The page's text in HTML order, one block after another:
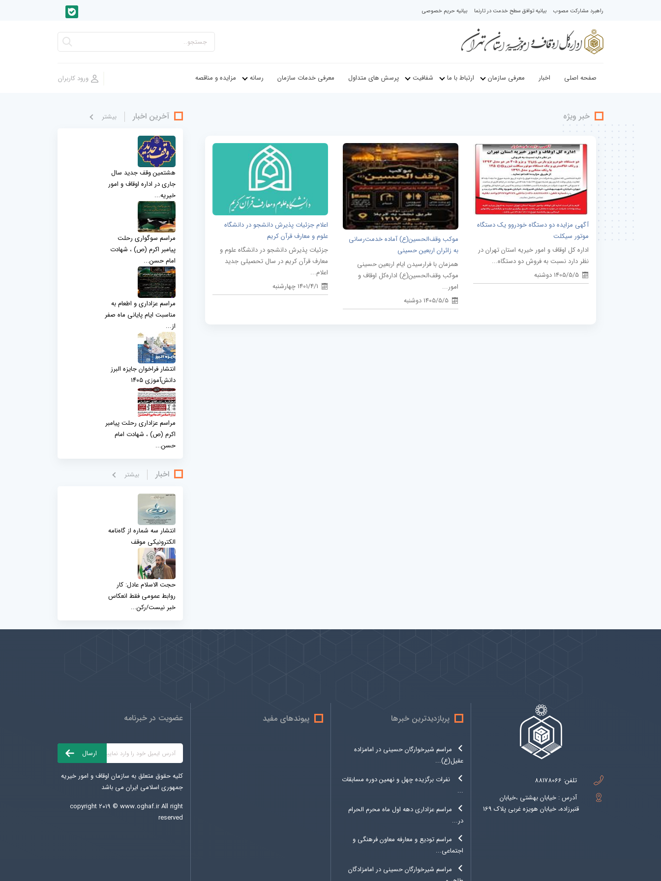
راهبرد مشارکت مصوب بیانیه توافق سطح خدمت در تارنما بیانیه حریم خصوصی
صفحه اصلی اخبار معرفی سازمان ارتباط با ما شفافیت پرسش های متداول معرفی خدمات سازمان رسانه مزایده و مناقصه
خبر ویژه
آگهی مزایده دو دستگاه خودروو یک دستگاه
موتور سیکلت
اداره کل اوقاف و امور خیریه استان تهران در
نظر دارد نسبت به فروش دو دستگاه...
1405/5/5 دوشنبه
موکب وقف‌الحسین(ع) آماده خدمت‌رسانی
به زائران اربعین حسینی
همزمان با فرارسیدن ایام اربعین حسینی
موکب وقف‌الحسین(ع) اداره‌کل اوقاف و
امور...
1405/5/5 دوشنبه
اعلام جزئیات پذیرش دانشجو در دانشگاه
علوم و معارف قرآن کریم
جزئیات پذیرش دانشجو در دانشگاه علوم و
معارف قرآن کریم در سال تحصیلی جدید
اعلام...
1401/4/1 چهارشنبه
آخرین اخبار بيشتر
هشتمین وقف جدید سال
جاری در اداره اوقاف و امور
خیریه...
مراسم سوگواری رحلت
پیامبر اکرم (ص) ، شهادت
امام حسن...
مراسم عزاداری و اطعام به
مناسبت ایام پایانی ماه صفر
از...
انتشار فراخوان جایزه البرز
دانش‌آموزی ۱۴۰۵
مراسم عزاداری رحلت پیامبر
اکرم (ص) ، شهادت امام
حسن...
اخبار بيشتر
انتشار سه شماره از گاه‌نامه
الکترونیکی موقف
حجت الاسلام عادل: کار
روابط عمومی فقط انعکاس
خبر نیست/رکن...
تلفن: 88178066
آدرس : خیابان بهشتی ،خیابان
قنبرزاده، خیابان هویزه غربی پلاک 169
پربازدیدترین خبرها
مراسم شیرخوارگان حسینی در امامزاده
عقیل(ع)...
نفرات برگزیده چهل و نهمین دوره مسابقات
...
مراسم عزاداری دهه اول ماه محرم الحرام
در...
مراسم تودیع و معارفه معاون فرهنگی و
اجتماعی...
مراسم شیرخوارگان حسینی در امامزادگان
پیوندهای مفید عضویت در خبرنامه
کلیه حقوق متعلق به سازمان اوقاف و امور خیریه
جمهوری اسلامی ایران می باشد
copyright ۲۰۱۹ © www.oghaf.irAll right
reserved